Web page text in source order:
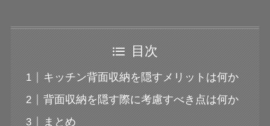
目次
キッチン背面収納を隠すメリットは何か
背面収納を隠す際に考慮すべき点は何か
まとめ